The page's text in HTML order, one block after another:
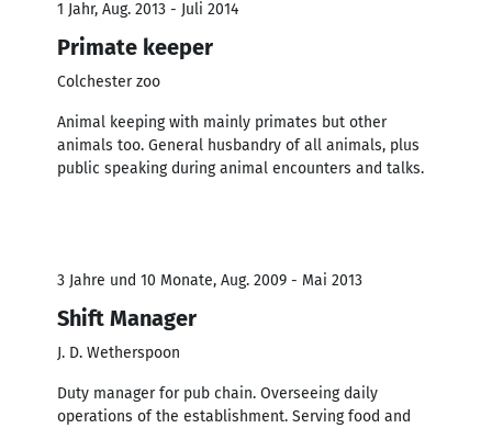
1 Jahr, Aug. 2013 - Juli 2014
Primate keeper
Colchester zoo
Animal keeping with mainly primates but other
animals too. General husbandry of all animals, plus
public speaking during animal encounters and talks.
3 Jahre und 10 Monate, Aug. 2009 - Mai 2013
Shift Manager
J. D. Wetherspoon
Duty manager for pub chain. Overseeing daily
operations of the establishment. Serving food and